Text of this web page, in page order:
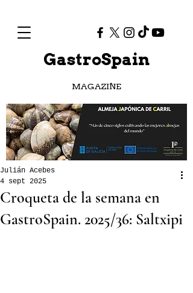
GastroSpain
MAGAZINE
Croqueta de la semana en
GastroSpain. 2025/36: Saltxipi
Julián Acebes
4 sept 2025